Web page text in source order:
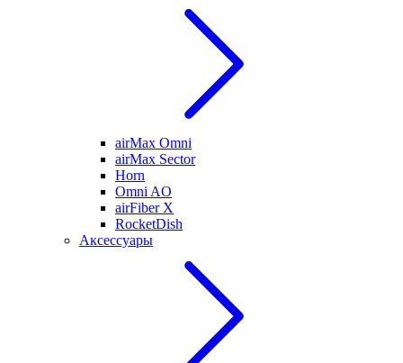
airMax Omni
airMax Sector
Horn
Omni AO
airFiber X
RocketDish
Аксессуары